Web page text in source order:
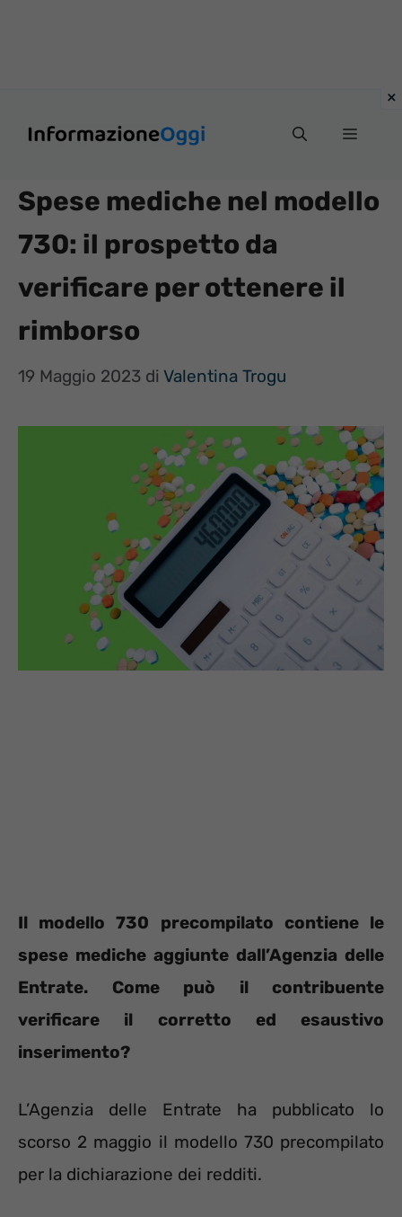
Menu
Spese mediche nel modello
730: il prospetto da
verificare per ottenere il
rimborso
19 Maggio 2023 di Valentina Trogu
Il modello 730 precompilato contiene le
spese mediche aggiunte dall’Agenzia delle
Entrate. Come può il contribuente
verificare il corretto ed esaustivo
inserimento?
L’Agenzia delle Entrate ha pubblicato lo
scorso 2 maggio il modello 730 precompilato
per la dichiarazione dei redditi.